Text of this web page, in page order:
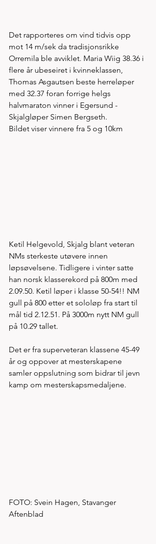
Det rapporteres om vind tidvis opp
mot 14 m/sek da tradisjonsrikke
Orremila ble avviklet. Maria Wiig 38.36 i
flere år ubeseiret i kvinneklassen,
Thomas Asgautsen beste herreløper
med 32.37 foran forrige helgs
halvmaraton vinner i Egersund -
Skjalgløper Simen Bergseth.
Bildet viser vinnere fra 5 og 10km
Ketil Helgevold, Skjalg blant veteran
NMs sterkeste utøvere innen
løpsøvelsene. Tidligere i vinter satte
han norsk klasserekord på 800m med
2.09.50. Ketil løper i klasse 50-54!! NM
gull på 800 etter et sololøp fra start til
mål tid 2.12.51. På 3000m nytt NM gull
på 10.29 tallet.
Det er fra superveteran klassene 45-49
år og oppover at mesterskapene
samler oppslutning som bidrar til jevn
kamp om mesterskapsmedaljene.
FOTO: Svein Hagen, Stavanger
Aftenblad